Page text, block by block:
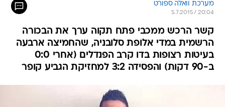
מערכת וואלה ספורט
5.7.2015 / 20:04
קשר הרכש ממכבי פתח תקוה ערך את הבכורה
הרשמית במדי אלופת סלובניה, שהחמיצה ארבעה
בעיטות רצופות בדו קרב הפנדלים (אחרי 0:0
ב-90 דקות) והפסידה 3:2 למחזיקת הגביע קופר